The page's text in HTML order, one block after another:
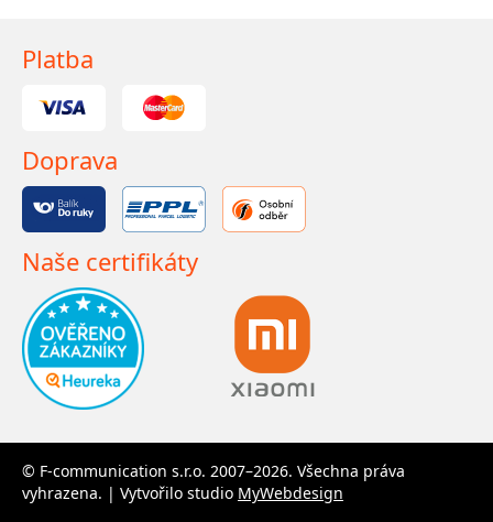
Platba
Doprava
Naše certifikáty
© F-communication s.r.o. 2007–2026. Všechna práva
vyhrazena. | Vytvořilo studio MyWebdesign